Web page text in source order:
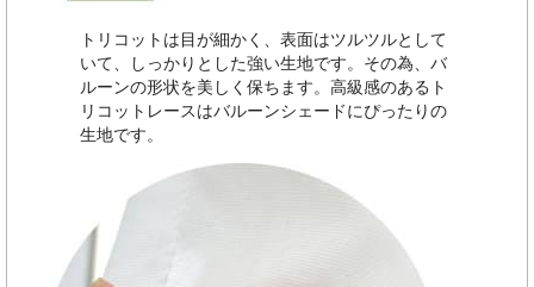
トリコットは目が細かく、表面はツルツルとして
いて、しっかりとした強い生地です。その為、バ
ルーンの形状を美しく保ちます。高級感のあるト
リコットレースはバルーンシェードにぴったりの
生地です。